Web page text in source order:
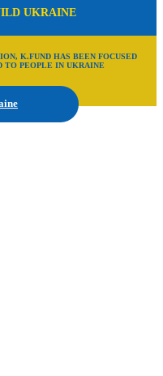
UKRAINE
K.FUND HAS BEEN FOCUSED
TO PEOPLE IN UKRAINE